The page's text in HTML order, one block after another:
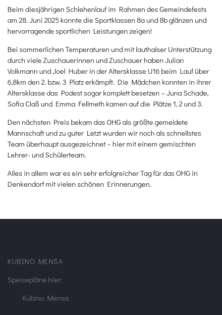
Beim diesjährigen Schlehenlauf im Rahmen des Gemeindefests
am 28. Juni 2025 konnte die Sportklassen 8a und 8b glänzen und
hervorragende sportlichen Leistungen zeigen!
Bei sommerlichen Temperaturen und mit lauthalser Unterstützung
durch viele Zuschauerinnen und Zuschauer haben Julian
Volkmann und Joel Huber in der Altersklasse U16 beim Lauf über
6,8km den 2. bzw. 3 Platz erkämpft. Die Mädchen konnten in ihrer
Altersklasse das Podest sogar komplett besetzen – Juna Schade,
Sofia Claß und Emma Fellmeth kamen auf die Plätze 1, 2 und 3.
Den nächsten Preis bekam das OHG als größte gemeldete
Mannschaft und zu guter Letzt wurden wir noch als schnellstes
Team überhaupt ausgezeichnet – hier mit einem gemischten
Lehrer- und Schülerteam.
Alles in allem war es ein sehr erfolgreicher Tag für das OHG in
Denkendorf mit vielen schönen Erinnerungen.
KUBINO MENSA
Speisepläne hier:
Kubino Mensa